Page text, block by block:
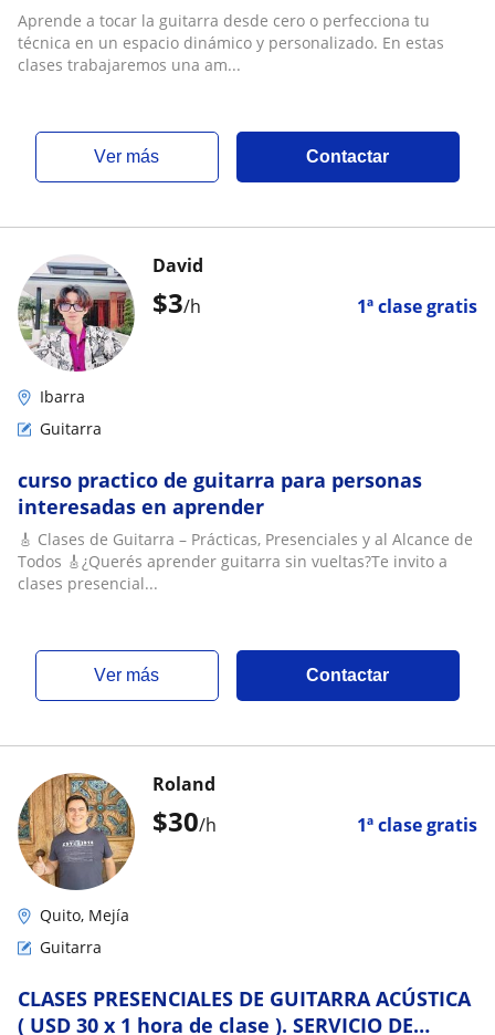
Aprende a tocar la guitarra desde cero o perfecciona tu
técnica en un espacio dinámico y personalizado. En estas
clases trabajaremos una am...
ver más Contactar
$3/h 1ª clase gratis
David
Ibarra
Guitarra
curso practico de guitarra para personas
interesadas en aprender
🎸 Clases de Guitarra – Prácticas, Presenciales y al Alcance de
Todos 🎸¿Querés aprender guitarra sin vueltas?Te invito a
clases presencial...
ver más Contactar
$30/h 1ª clase gratis
Roland
Quito, Mejía
Guitarra
CLASES PRESENCIALES DE GUITARRA ACÚSTICA
( USD 30 x 1 hora de clase ). SERVICIO DE